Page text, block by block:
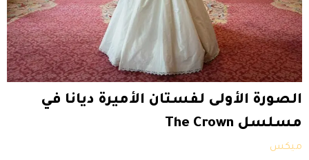
الصورة الأولى لفستان الأميرة ديانا في
مسلسل The Crown
ميكس